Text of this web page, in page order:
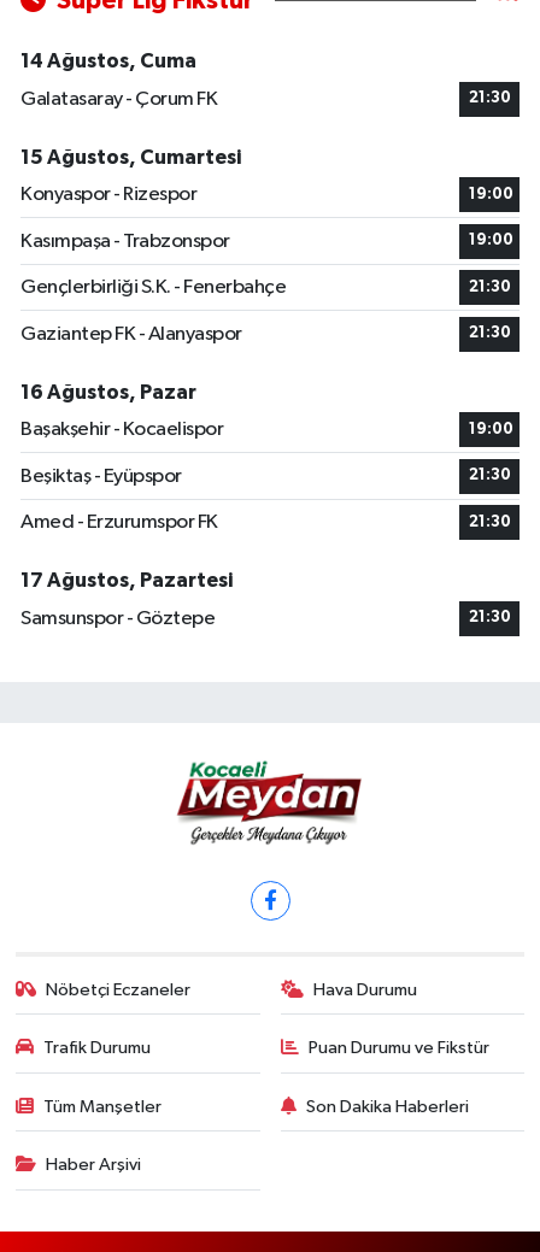
14 Ağustos, Cuma
Galatasaray - Çorum FK
21:30
15 Ağustos, Cumartesi
Konyaspor - Rizespor
19:00
Kasımpaşa - Trabzonspor 19:00
Gençlerbirliği S.K. - Fenerbahçe 21:30
Gaziantep FK - Alanyaspor 21:30
16 Ağustos, Pazar
Başakşehir - Kocaelispor
19:00
Beşiktaş - Eyüpspor 21:30
Amed - Erzurumspor FK 21:30
17 Ağustos, Pazartesi
Samsunspor - Göztepe
21:30
Nöbetçi Eczaneler Hava Durumu
Trafik Durumu Puan Durumu ve Fikstür
Tüm Manşetler Son Dakika Haberleri
Haber Arşivi